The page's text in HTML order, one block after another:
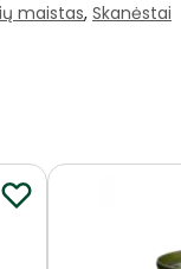
maistas, Skanėstai